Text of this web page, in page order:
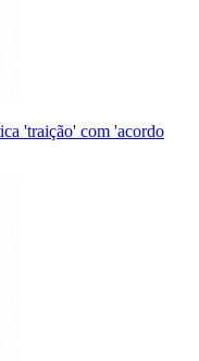
'traição' com 'acordo